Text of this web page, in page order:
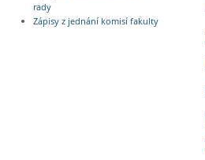
rady
Zápisy z jednání komisí fakulty